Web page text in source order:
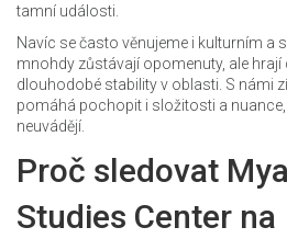
tamní události.
Navíc se často věnujeme i kulturním a
mnohdy zůstávají opomenuty, ale hrají
dlouhodobé stability v oblasti. S námi
pomáhá pochopit i složitosti a nuance,
neuvádějí.
Proč sledovat
Studies Center na